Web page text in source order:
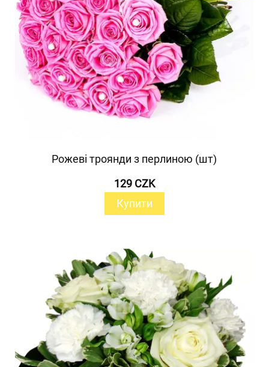
Рожеві троянди з перлиною (шт)
129 CZK
Купити